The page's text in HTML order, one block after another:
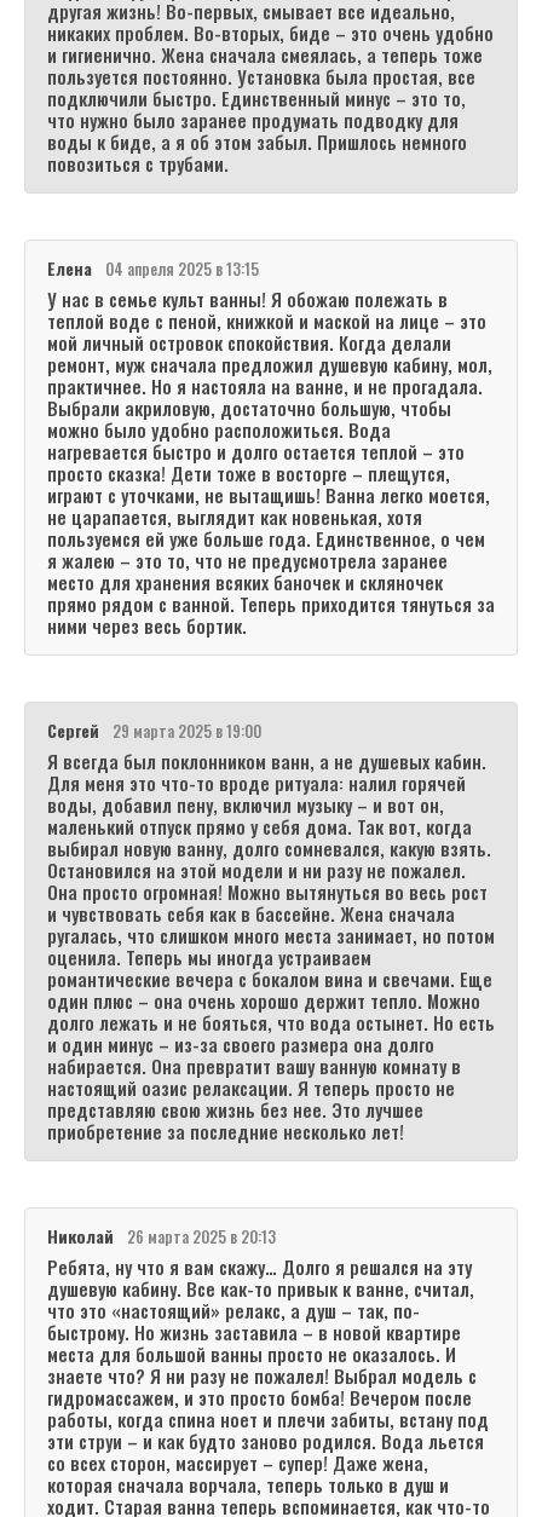
другая жизнь! Во-первых, смывает все идеально,
никаких проблем. Во-вторых, биде – это очень удобно
и гигиенично. Жена сначала смеялась, а теперь тоже
пользуется постоянно. Установка была простая, все
подключили быстро. Единственный минус – это то,
что нужно было заранее продумать подводку для
воды к биде, а я об этом забыл. Пришлось немного
повозиться с трубами.
Елена 04 апреля 2025 в 13:15
У нас в семье культ ванны! Я обожаю полежать в
теплой воде с пеной, книжкой и маской на лице – это
мой личный островок спокойствия. Когда делали
ремонт, муж сначала предложил душевую кабину, мол,
практичнее. Но я настояла на ванне, и не прогадала.
Выбрали акриловую, достаточно большую, чтобы
можно было удобно расположиться. Вода
нагревается быстро и долго остается теплой – это
просто сказка! Дети тоже в восторге – плещутся,
играют с уточками, не вытащишь! Ванна легко моется,
не царапается, выглядит как новенькая, хотя
пользуемся ей уже больше года. Единственное, о чем
я жалею – это то, что не предусмотрела заранее
место для хранения всяких баночек и скляночек
прямо рядом с ванной. Теперь приходится тянуться за
ними через весь бортик.
Сергей 29 марта 2025 в 19:00
Я всегда был поклонником ванн, а не душевых кабин.
Для меня это что-то вроде ритуала: налил горячей
воды, добавил пену, включил музыку – и вот он,
маленький отпуск прямо у себя дома. Так вот, когда
выбирал новую ванну, долго сомневался, какую взять.
Остановился на этой модели и ни разу не пожалел.
Она просто огромная! Можно вытянуться во весь рост
и чувствовать себя как в бассейне. Жена сначала
ругалась, что слишком много места занимает, но потом
оценила. Теперь мы иногда устраиваем
романтические вечера с бокалом вина и свечами. Еще
один плюс – она очень хорошо держит тепло. Можно
долго лежать и не бояться, что вода остынет. Но есть
и один минус – из-за своего размера она долго
набирается. Она превратит вашу ванную комнату в
настоящий оазис релаксации. Я теперь просто не
представляю свою жизнь без нее. Это лучшее
приобретение за последние несколько лет!
Николай 26 марта 2025 в 20:13
Ребята, ну что я вам скажу… Долго я решался на эту
душевую кабину. Все как-то привык к ванне, считал,
что это «настоящий» релакс, а душ – так, по-
быстрому. Но жизнь заставила – в новой квартире
места для большой ванны просто не оказалось. И
знаете что? Я ни разу не пожалел! Выбрал модель с
гидромассажем, и это просто бомба! Вечером после
работы, когда спина ноет и плечи забиты, встану под
эти струи – и как будто заново родился. Вода льется
со всех сторон, массирует – супер! Даже жена,
которая сначала ворчала, теперь только в душ и
ходит. Старая ванна теперь вспоминается, как что-то